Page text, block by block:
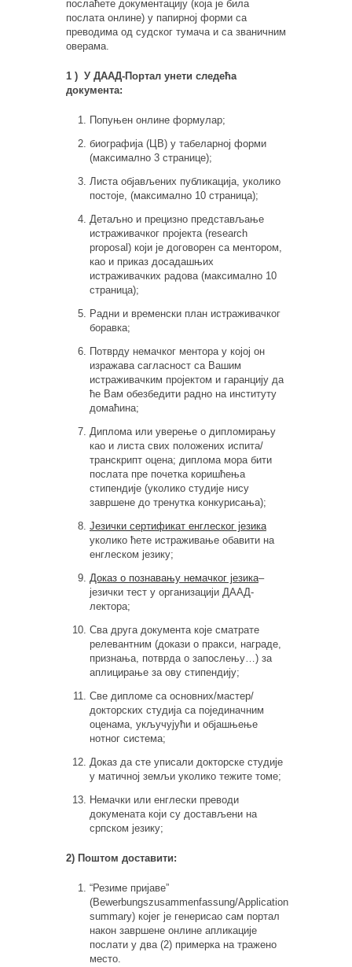
послаћете документацију (која је била
послата онлине) у папирној форми са
преводима од судског тумача и са званичним
оверама.
1 ) У ДААД-Портал унети следећа
документа:
Попуњен онлине формулар;
биографија (ЦВ) у табеларној форми
(максимално 3 странице);
Листа објављених публикација, уколико
постоје, (максимално 10 страница);
Детаљно и прецизно представљање
истраживачког пројекта (research
proposal) који је договорен са ментором,
као и приказ досадашњих
истраживачких радова (максимално 10
страница);
Радни и временски план истраживачког
боравка;
Потврду немачког ментора у којој он
изражава сагласност са Вашим
истраживачким пројектом и гаранцију да
ће Вам обезбедити радно на институту
домаћина;
Диплома или уверење о дипломирању
као и листа свих положених испита/
транскрипт оцена; диплома мора бити
послата пре почетка коришћења
стипендије (уколико студије нису
завршене до тренутка конкурисања);
Језички сертификат енглеског језика
уколико ћете истраживање обавити на
енглеском језику;
Доказ о познавању немачког језика–
језички тест у организацији ДААД-
лектора;
Сва друга документа које сматрате
релевантним (докази о пракси, награде,
признања, потврда о запослењу…) за
аплицирање за ову стипендију;
Све дипломе са основних/мастер/
докторских студија са појединачним
оценама, укључујући и објашњење
нотног система;
Доказ да сте уписали докторске студије
у матичној земљи уколико тежите томе;
Немачки или енглески преводи
докумената који су достављени на
српском језику;
2) Поштом доставити:
“Резиме пријаве”
(Bewerbungszusammenfassung/Application
summary) којег је генерисао сам портал
након завршене онлине апликације
послати у два (2) примерка на тражено
место.